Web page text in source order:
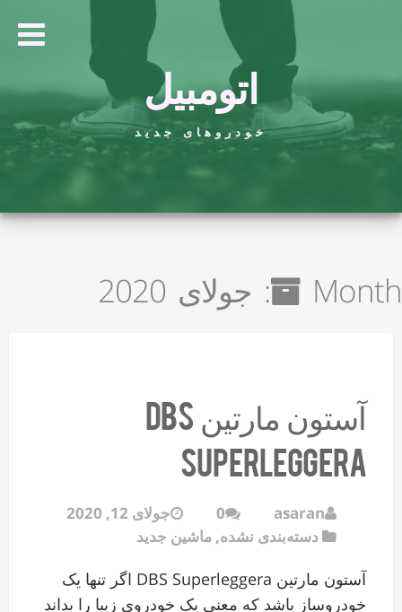
اتومبیل
خودروهای جدید
Month: جولای 2020
آستون مارتین DBS
Superleggera
asaran
0
جولای 12, 2020
دسته‌بندی نشده, ماشین جدید
آستون مارتین DBS Superleggera اگر تنها یک
خودروساز باشد که معنی یک خودروی زیبا را بداند